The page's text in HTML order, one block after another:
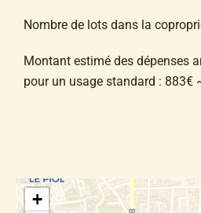
Nombre de lots dans la
Montant estimé des dépenses
pour un usage standard : 883€
+